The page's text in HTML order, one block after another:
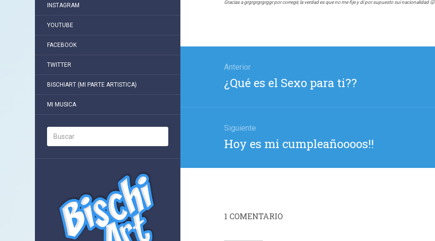
INSTAGRAM
YOUTUBE
FACEBOOK
TWITTER
BISCHIART (MI PARTE ARTISTICA)
MI MUSICA
Gracias agrgrgrgrgrggr por corregir, la verdad es que no me fije y di por supuesto sui nacionalidad 😛
entradas
Anterior
Entrada
anterior:
¿Qué es el Sexo para ti??
Siguiente
Entrada
siguiente:
Hoy es mi cumpleañoooos!!
1 COMENTARIO